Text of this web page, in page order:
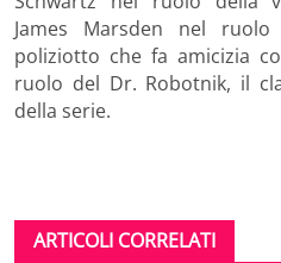
James Marsden nel
poliziotto che fa amicizia
ruolo del Dr. Robotnik, il
della serie.
ARTICOLI CORRELATI